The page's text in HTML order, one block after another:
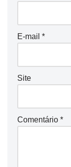
E-mail *
Site
Comentário *